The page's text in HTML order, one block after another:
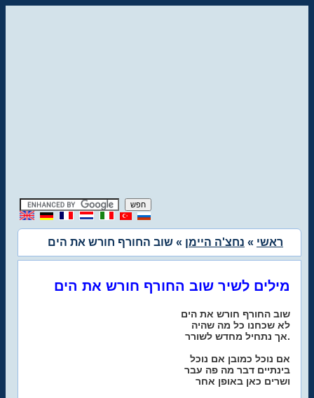
ראשי » נחצ'ה היימן » שוב החורף חורש את הים
מילים לשיר שוב החורף חורש את הים
שוב החורף חורש את הים
לא שכחנו כל מה שהיה
אך נתחיל מחדש לשורר.
אם נוכל כמובן אם נוכל
בינתיים דבר מה פה עבר
ושרים כאן באופן אחר